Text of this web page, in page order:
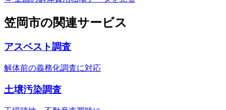
笠岡市の関連サービス
アスベスト調査
解体前の義務化調査に対応
土壌汚染調査